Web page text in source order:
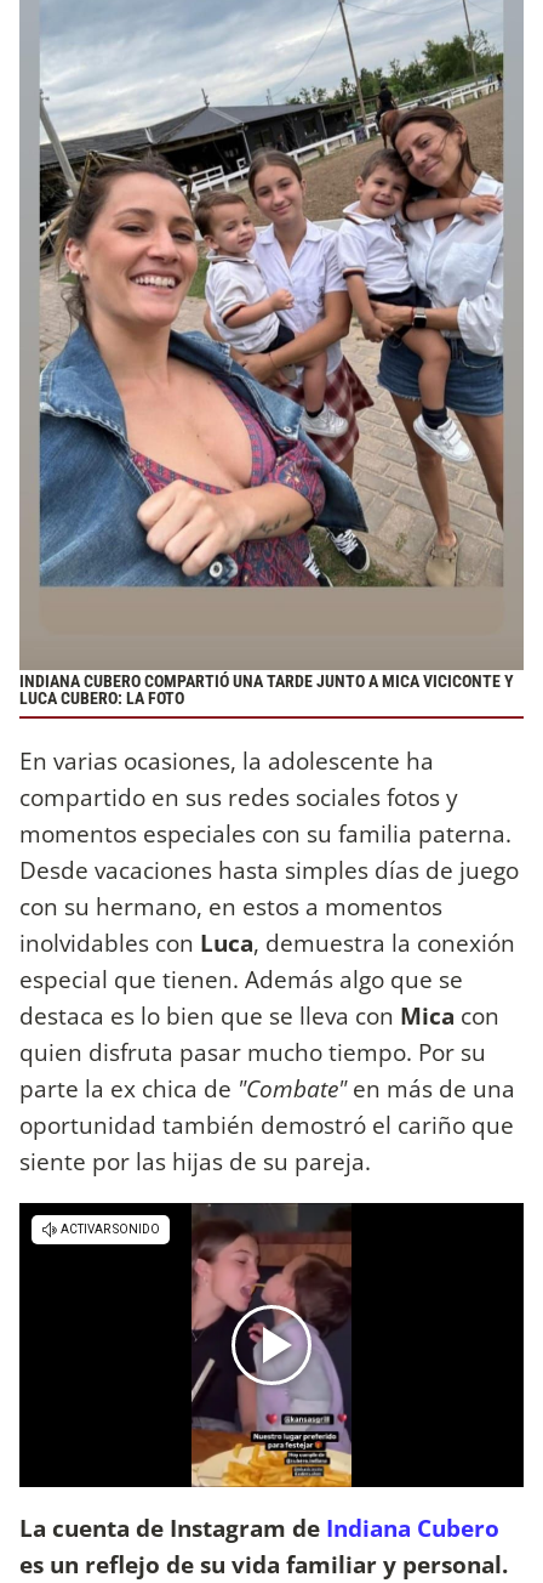
INDIANA CUBERO COMPARTIÓ UNA TARDE JUNTO A MICA VICICONTE Y
LUCA CUBERO: LA FOTO
En varias ocasiones, la adolescente ha
compartido en sus redes sociales fotos y
momentos especiales con su familia paterna.
Desde vacaciones hasta simples días de juego
con su hermano, en estos a momentos
inolvidables con Luca, demuestra la conexión
especial que tienen. Además algo que se
destaca es lo bien que se lleva con Mica con
quien disfruta pasar mucho tiempo. Por su
parte la ex chica de "Combate"en más de una
oportunidad también demostró el cariño que
siente por las hijas de su pareja.
La cuenta de Instagram de Indiana Cubero
es un reflejo de su vida familiar y personal.